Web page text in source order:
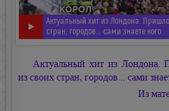
Актуальный хит из Лондона.
стран, городов... сами знаете кого
Актуальный хит из Лондона.
из своих стран, городов... сами
Из